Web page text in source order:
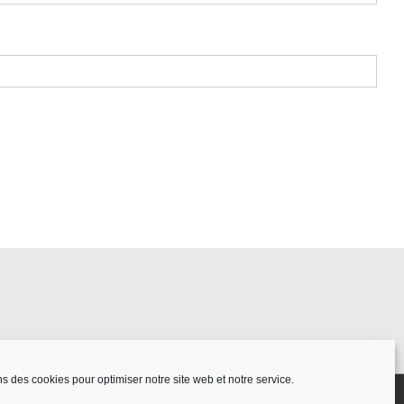
des cookies pour optimiser notre site web et notre service.